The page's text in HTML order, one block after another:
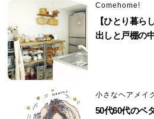
Comehome!
【ひとり暮ら
出しと戸棚の
小さなヘアメイ
50代60代のペ